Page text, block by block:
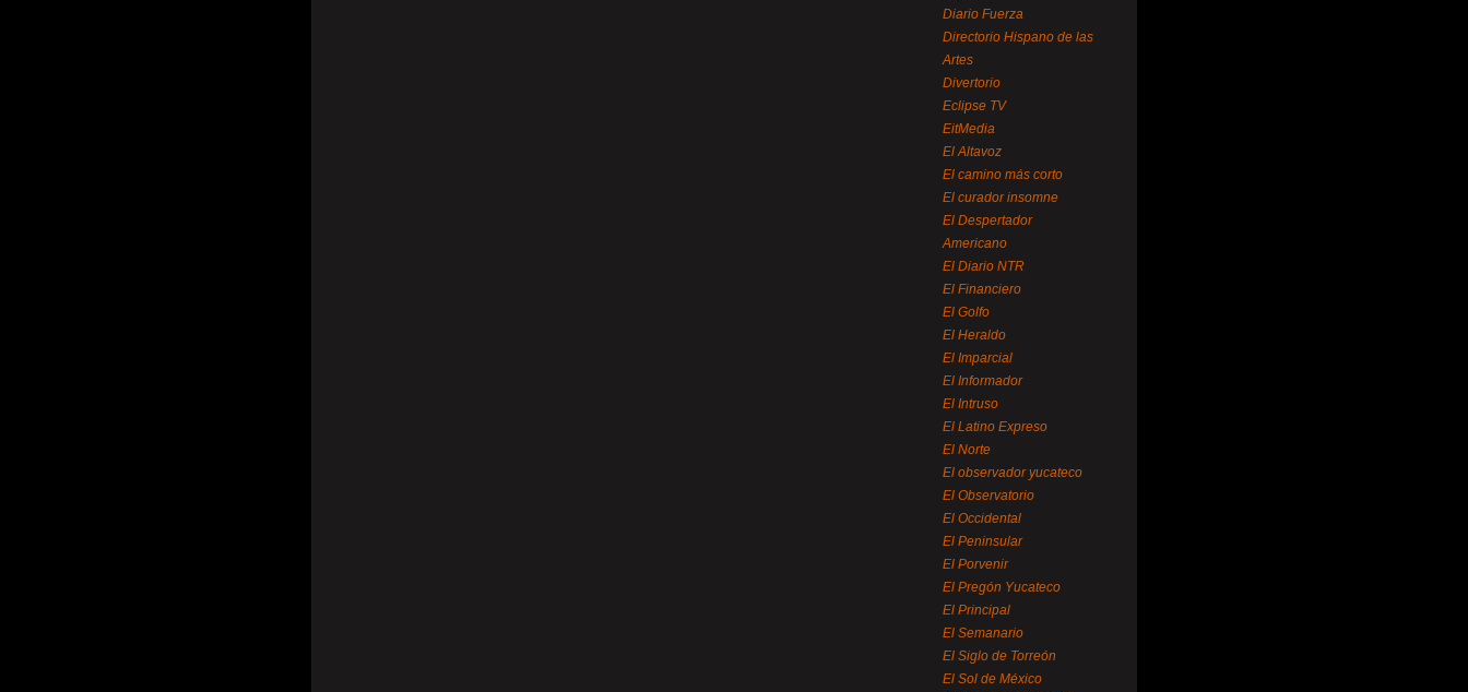
Diario Fuerza
Directorio Hispano de las
Artes
Divertorio
Eclipse TV
EitMedia
El Altavoz
El camino más corto
El curador insomne
El Despertador
Americano
El Diario NTR
El Financiero
El Golfo
El Heraldo
El Imparcial
El Informador
El Intruso
El Latino Expreso
El Norte
El observador yucateco
El Observatorio
El Occidental
El Peninsular
El Porvenir
El Pregón Yucateco
El Principal
El Semanario
El Siglo de Torreón
El Sol de México